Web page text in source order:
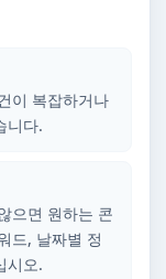
이 복잡하거나
니다.
으면 원하는 콘
드, 날짜별 정
시오.